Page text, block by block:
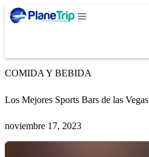
COMIDA Y BEBIDA
Los Mejores Sports Bars de las Vegas
noviembre 17, 2023